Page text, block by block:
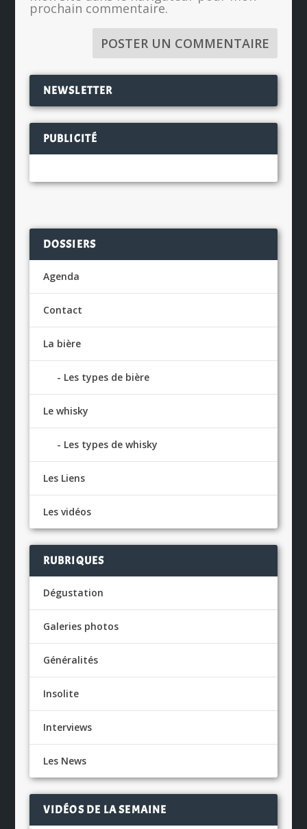
prochain commentaire.
NEWSLETTER
PUBLICITÉ
DOSSIERS
Agenda
Contact
La bière
Les types de bière
Le whisky
Les types de whisky
Les Liens
Les vidéos
RUBRIQUES
Dégustation
Galeries photos
Généralités
Insolite
Interviews
Les News
VIDÉOS DE LA SEMAINE